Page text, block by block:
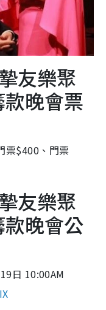
友樂聚
晚會票
票$400、門票
友樂聚
晚會公
日 10:00AM